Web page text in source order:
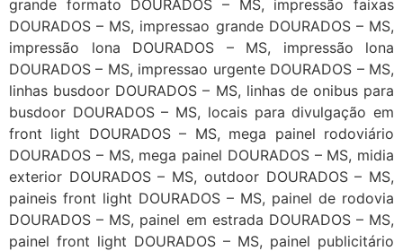
grande formato DOURADOS – MS, impressão faixas
DOURADOS – MS, impressao grande DOURADOS – MS,
impressão lona DOURADOS – MS, impressão lona
DOURADOS – MS, impressao urgente DOURADOS – MS,
linhas busdoor DOURADOS – MS, linhas de onibus para
busdoor DOURADOS – MS, locais para divulgação em
front light DOURADOS – MS, mega painel rodoviário
DOURADOS – MS, mega painel DOURADOS – MS, midia
exterior DOURADOS – MS, outdoor DOURADOS – MS,
paineis front light DOURADOS – MS, painel de rodovia
DOURADOS – MS, painel em estrada DOURADOS – MS,
painel front light DOURADOS – MS, painel publicitário